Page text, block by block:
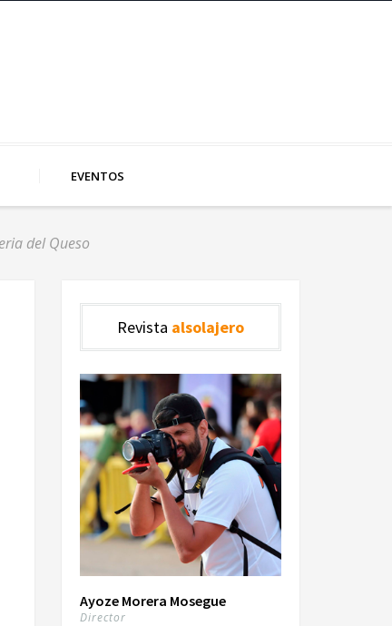
EVENTOS
del Queso
Revista alsolajero
Ayoze Morera Mosegue
Director